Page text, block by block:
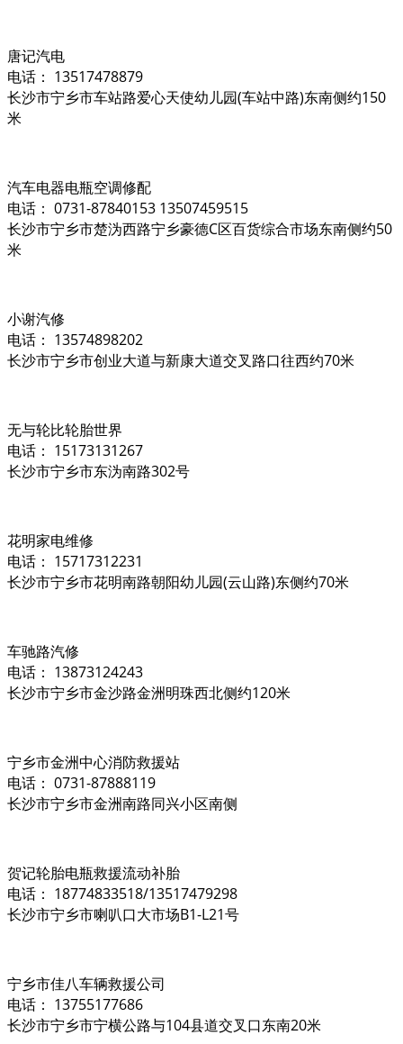
唐记汽电
电话： 13517478879
长沙市宁乡市车站路爱心天使幼儿园(车站中路)东南侧约150
米
汽车电器电瓶空调修配
电话： 0731-87840153 13507459515
长沙市宁乡市楚沩西路宁乡豪德C区百货综合市场东南侧约50
米
小谢汽修
电话： 13574898202
长沙市宁乡市创业大道与新康大道交叉路口往西约70米
无与轮比轮胎世界
电话： 15173131267
长沙市宁乡市东沩南路302号
花明家电维修
电话： 15717312231
长沙市宁乡市花明南路朝阳幼儿园(云山路)东侧约70米
车驰路汽修
电话： 13873124243
长沙市宁乡市金沙路金洲明珠西北侧约120米
宁乡市金洲中心消防救援站
电话： 0731-87888119
长沙市宁乡市金洲南路同兴小区南侧
贺记轮胎电瓶救援流动补胎
电话： 18774833518/13517479298
长沙市宁乡市喇叭口大市场B1-L21号
宁乡市佳八车辆救援公司
电话： 13755177686
长沙市宁乡市宁横公路与104县道交叉口东南20米